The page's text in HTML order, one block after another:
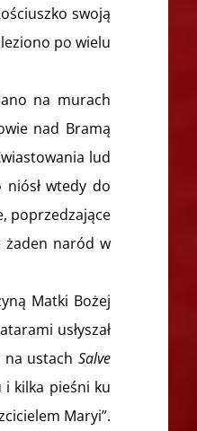
swoją
po wielu
na murach
nad Bramą
lud
niósł wtedy do
poprzedzające
żaden naród w
Matki Bożej
usłyszał
na ustachSalve
i kilka pieśni ku
Maryi”.